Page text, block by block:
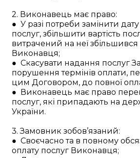
2. Виконавець має право:
● У разі потреби замінити
послуг, збільшити вартість
витрачений на неї
Виконавця;
● Скасувати надання послуг
порушення термінів оплати,
цим Договором, до повної
● Виконавець має право
послуг, які припадають на
України.
3. Замовник зобов’язаний:
● Своєчасно та в повному
оплату послуг Виконавця;